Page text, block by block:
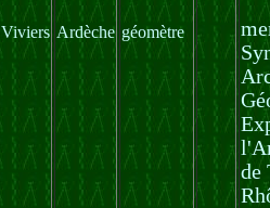
Viviers Ardèche géomètre
de